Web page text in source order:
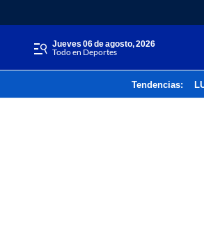
jueves 06 de agosto, 2026
Todo en Deportes
Tendencias: